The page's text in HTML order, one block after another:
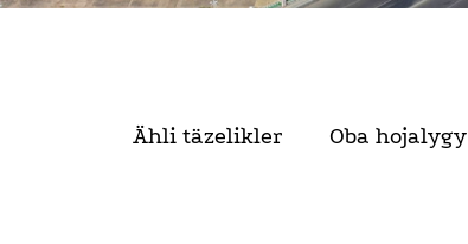
Ähli täzelikler Oba hojalygy